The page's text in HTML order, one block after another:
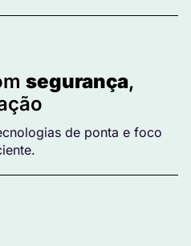
segurança,
de ponta e foco